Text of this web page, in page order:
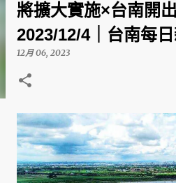
將擴大實施×台南開
2023/12/4｜台南每
12月 06, 2023